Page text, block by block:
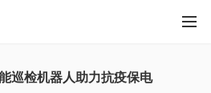
巡检机器人助力抗疫保电